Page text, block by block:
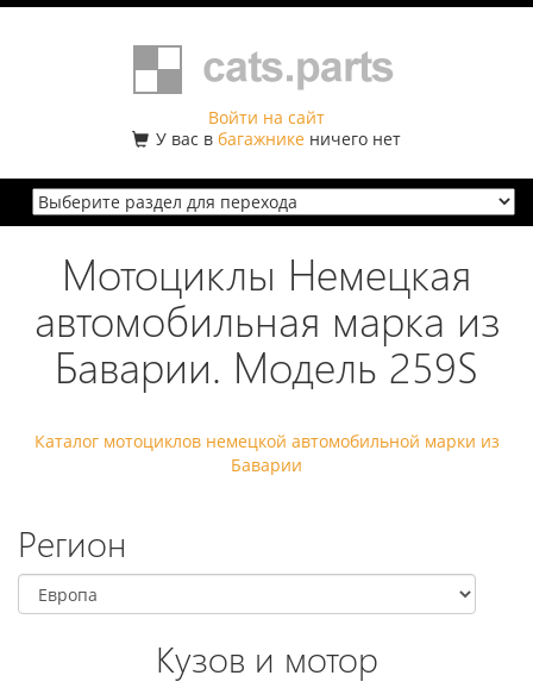
Войти на сайт
У вас в багажнике ничего нет
Мотоциклы Немецкая
автомобильная марка из
Баварии. Модель 259S
Каталог мотоциклов немецкой автомобильной марки из
Баварии
Регион
Кузов и мотор